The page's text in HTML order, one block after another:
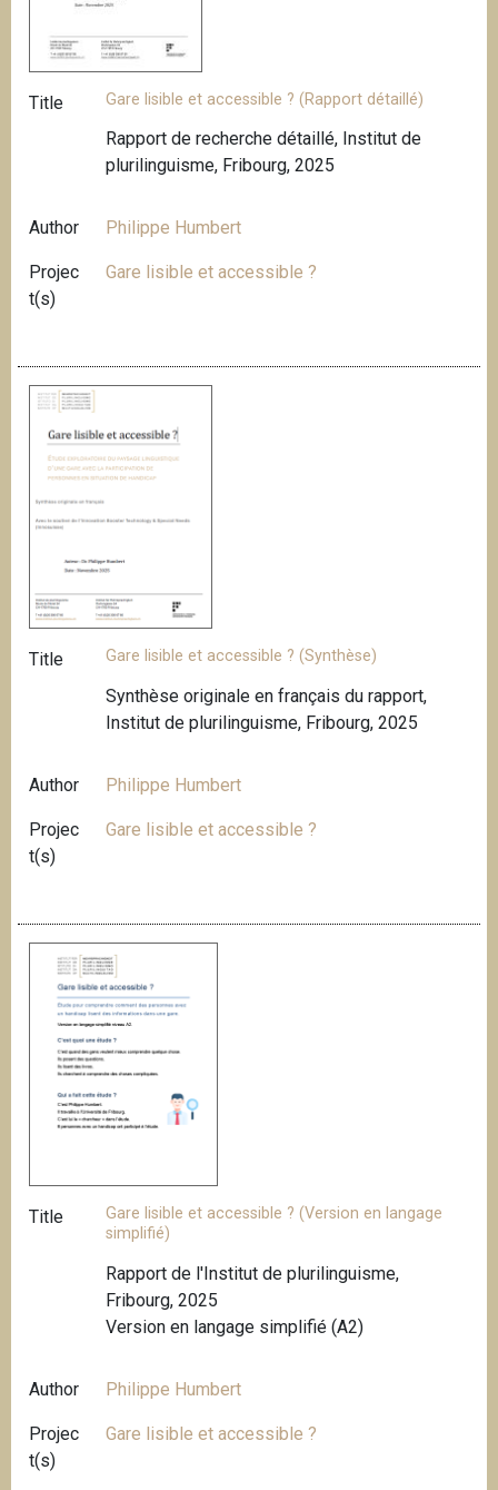
Title Gare lisible et accessible ? (Rapport détaillé)
Rapport de recherche détaillé, Institut de
plurilinguisme, Fribourg, 2025
Author Philippe Humbert
Projec
t(s)
Gare lisible et accessible ?
Title Gare lisible et accessible ? (Synthèse)
Synthèse originale en français du rapport,
Institut de plurilinguisme, Fribourg, 2025
Author Philippe Humbert
Projec
t(s)
Gare lisible et accessible ?
Title
Gare lisible et accessible ? (Version en langage
simplifié)
Rapport de l'Institut de plurilinguisme,
Fribourg, 2025
Version en langage simplifié (A2)
Author Philippe Humbert
Projec
t(s)
Gare lisible et accessible ?